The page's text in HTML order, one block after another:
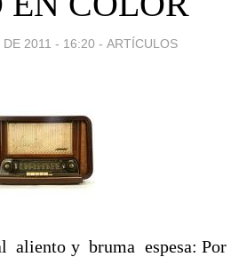
2011 - 16:20 - ARTÍCULOS
y bruma espesa: Por